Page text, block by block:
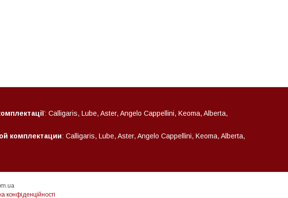
: Calligaris, Lube, Aster, Angelo Cappellini, Keoma, Alberta,
комплектации: Calligaris, Lube, Aster, Angelo Cappellini, Keoma, Alberta,
конфіденційності